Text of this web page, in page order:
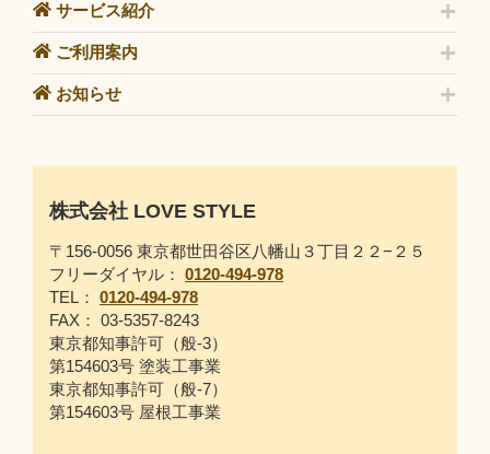
サービス紹介
ご利用案内
お知らせ
株式会社 LOVE STYLE
〒156-0056 東京都世田谷区八幡山３丁目２２−２５
フリーダイヤル： 0120-494-978
TEL： 0120-494-978
FAX： 03-5357-8243
東京都知事許可（般-3）
第154603号 塗装工事業
東京都知事許可（般-7）
第154603号 屋根工事業